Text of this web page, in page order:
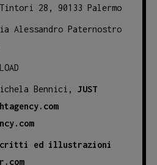
28, 90133 Palermo
Alessandro Paternostro
Bennici, JUST
ed illustrazioni